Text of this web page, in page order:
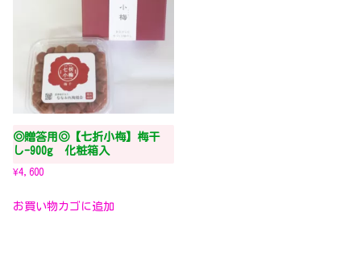
◎贈答用◎【七折小梅】梅干
し-900g 化粧箱入
¥4,600
お買い物カゴに追加